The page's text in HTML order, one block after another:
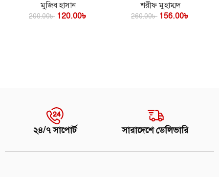
মুজিব হাসান
200.00৳ 120.00৳
শরীফ মুহাম্মদ
260.00৳ 156.00৳
২৪/৭ সাপোর্ট সারাদেশে ডেলিভারি